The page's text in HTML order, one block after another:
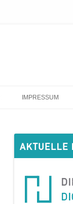
IMPRESSUM